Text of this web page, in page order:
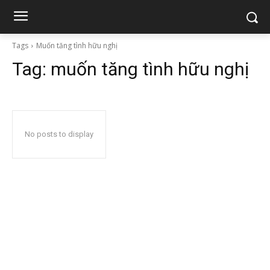
Tags Muốn tăng tình hữu nghị
Tag: muốn tăng tình hữu nghị
No posts to display